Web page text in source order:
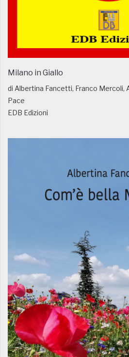
Milano in Giallo
di Albertina Fancetti, Franco Mercoli,
Pace
EDB Edizioni